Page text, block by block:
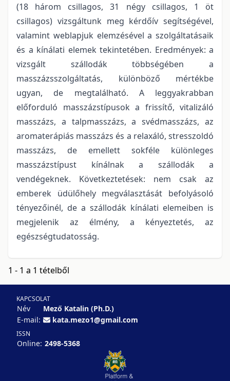
(18 három csillagos, 31 négy csillagos, 1 öt
csillagos) vizsgáltunk meg kérdőív segítségével,
valamint weblapjuk elemzésével a szolgáltatásaik
és a kínálati elemek tekintetében. Eredmények: a
vizsgált szállodák többségében a
masszázsszolgáltatás, különböző mértékbe
ugyan, de megtalálható. A leggyakrabban
előforduló masszázstípusok a frissítő, vitalizáló
masszázs, a talpmasszázs, a svédmasszázs, az
aromaterápiás masszázs és a relaxáló, stresszoldó
masszázs, de emellett sokféle különleges
masszázstípust kínálnak a szállodák a
vendégeknek. Következtetések: nem csak az
emberek üdülőhely megválasztását befolyásoló
tényezőinél, de a szállodák kínálati elemeiben is
megjelenik az élmény, a kényeztetés, az
egészségtudatosság.
1 - 1 a 1 tételből
KAPCSOLAT
Név
Mező Katalin (Ph.D.)
E-mail:
kata.mezo1@gmail.com
ISSN
Online: 2498-5368